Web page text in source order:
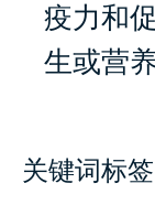
疫力和
生或营
关键词标签